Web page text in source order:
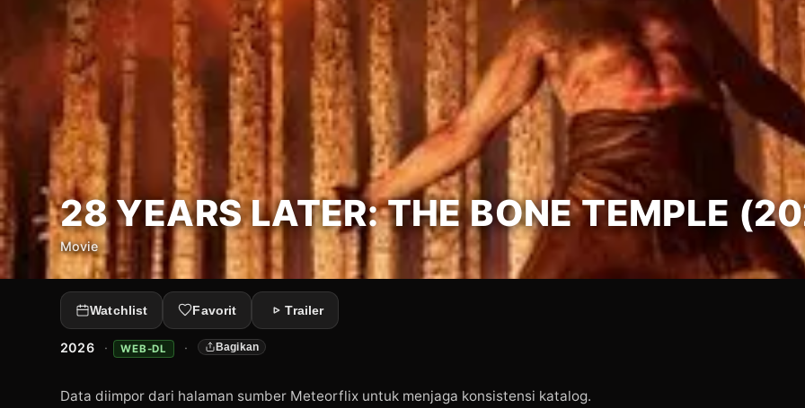
28 YEARS LATER: THE BONE TEMPLE
Movie
Watchlist Favorit Trailer
2026 · WEB-DL · Bagikan
Data diimpor dari halaman sumber Meteorflix untuk menjaga konsistensi katalog.